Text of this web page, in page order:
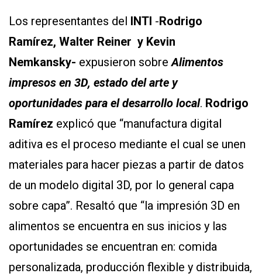
Los representantes del INTI -Rodrigo
Ramírez, Walter Reiner y Kevin
Nemkansky- expusieron sobreAlimentos
impresos en 3D, estado del arte y
oportunidades para el desarrollo local. Rodrigo
Ramírez explicó que “manufactura digital
aditiva es el proceso mediante el cual se unen
materiales para hacer piezas a partir de datos
de un modelo digital 3D, por lo general capa
sobre capa”. Resaltó que “la impresión 3D en
alimentos se encuentra en sus inicios y las
oportunidades se encuentran en: comida
personalizada, producción flexible y distribuida,